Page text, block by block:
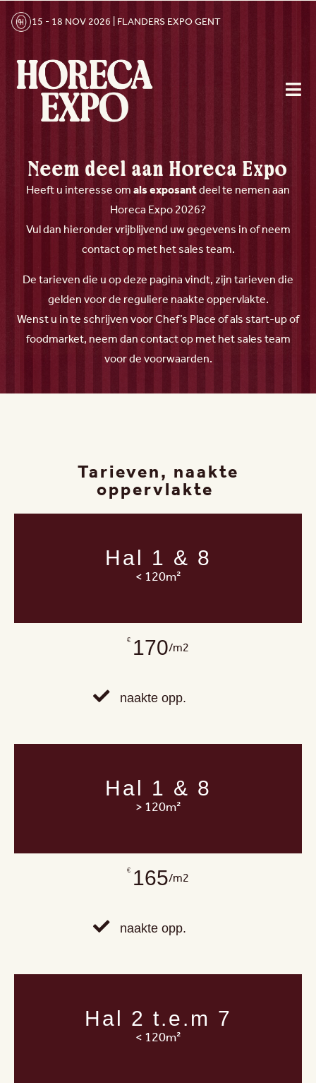
15 - 18 NOV 2026 | FLANDERS EXPO GENT
Neem deel aan Horeca Expo
Heeft u interesse omals exposantdeel te nemen aan
Horeca Expo 2026?
Vul dan hieronder vrijblijvend uw gegevens in of neem
contact op met het sales team.
De tarieven die u op deze pagina vindt, zijn tarieven die
gelden voor de reguliere naakte oppervlakte.
Wenst u in te schrijven voor Chef’s Place of als start-up of
foodmarket, neem dan contact op met het sales team
voor de voorwaarden.
Tarieven, naakte
oppervlakte
Hal 1 & 8
< 120m²
€ 170/m2
naakte opp.
Hal 1 & 8
> 120m²
€ 165/m2
naakte opp.
Hal 2 t.e.m 7
< 120m²